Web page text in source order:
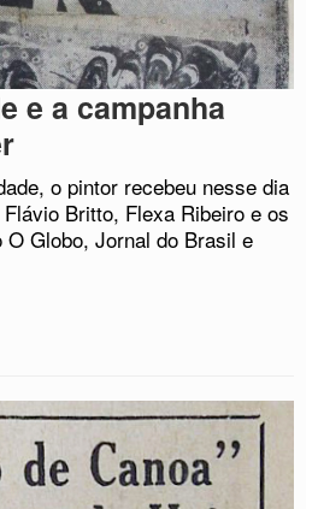
e a campanha
o pintor recebeu nesse dia
Britto, Flexa Ribeiro e os
Globo, Jornal do Brasil e